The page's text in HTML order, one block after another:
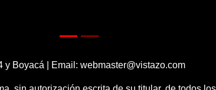
y Boyacá | Email: webmaster@vistazo.com